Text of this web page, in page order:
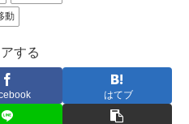
動
する
はてブ